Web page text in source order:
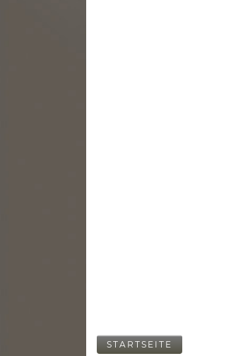
STARTSEITE